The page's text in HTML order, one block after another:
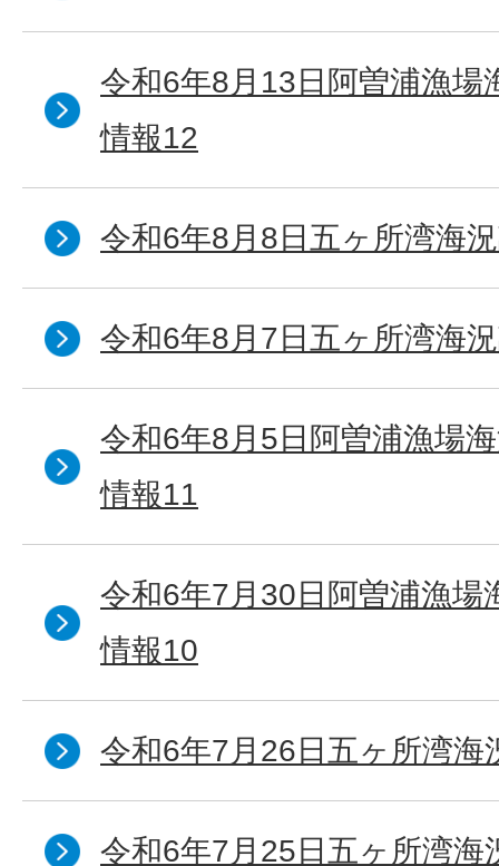
令和6年8月13日阿曽浦漁場
情報12
令和6年8月8日五ヶ所湾海
令和6年8月7日五ヶ所湾海
令和6年8月5日阿曽浦漁場
情報11
令和6年7月30日阿曽浦漁場
情報10
令和6年7月26日五ヶ所湾海
令和6年7月25日五ヶ所湾海